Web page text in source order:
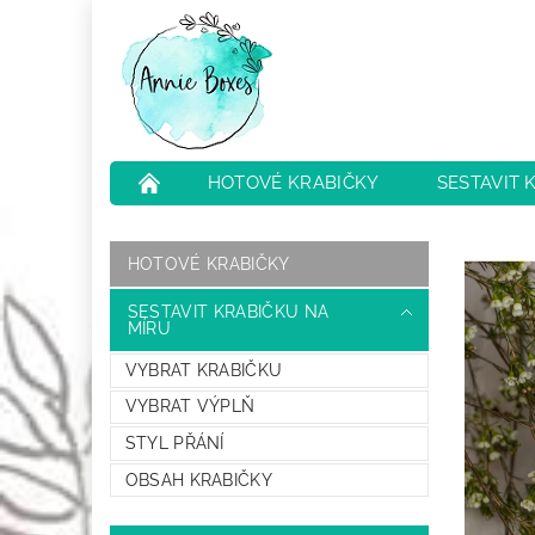
HOTOVÉ KRABIČKY
SESTAVIT
HOTOVÉ KRABIČKY
SESTAVIT KRABIČKU NA
MÍRU
VYBRAT KRABIČKU
VYBRAT VÝPLŇ
STYL PŘÁNÍ
OBSAH KRABIČKY